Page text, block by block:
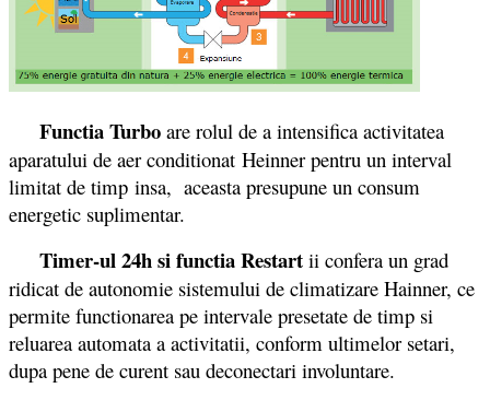
Functia Turbo are rolul de a intensifica activitatea
aparatului de aer conditionat Heinner pentru un interval
limitat de timp insa, aceasta presupune un consum
energetic suplimentar.
Timer-ul 24h si functia Restart ii confera un grad
ridicat de autonomie sistemului de climatizare Hainner, ce
permite functionarea pe intervale presetate de timp si
reluarea automata a activitatii, conform ultimelor setari,
dupa pene de curent sau deconectari involuntare.